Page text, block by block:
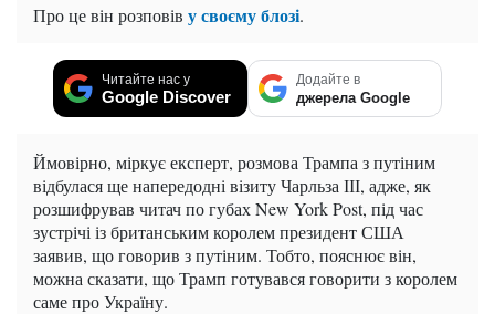
Про це він розповів у своєму блозі.
Читайте нас у
Google Discover
Додайте в
джерела Google
Ймовірно, міркує експерт, розмова Трампа з путіним
відбулася ще напередодні візиту Чарльза ІІІ, адже, як
розшифрував читач по губах New York Post, під час
зустрічі із британським королем президент США
заявив, що говорив з путіним. Тобто, пояснює він,
можна сказати, що Трамп готувався говорити з королем
саме про Україну.